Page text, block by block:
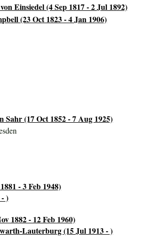
Einsiedel (4 Sep 1817 - 2 Jul 1892)
(23 Oct 1823 - 4 Jan 1906)
Sahr (17 Oct 1852 - 7 Aug 1925)
- 3 Feb 1948)
)
1882 - 12 Feb 1960)
Lauterburg (15 Jul 1913 - )